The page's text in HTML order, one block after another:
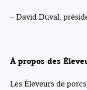
– David Duval,
À propos des
Les Éleveurs de